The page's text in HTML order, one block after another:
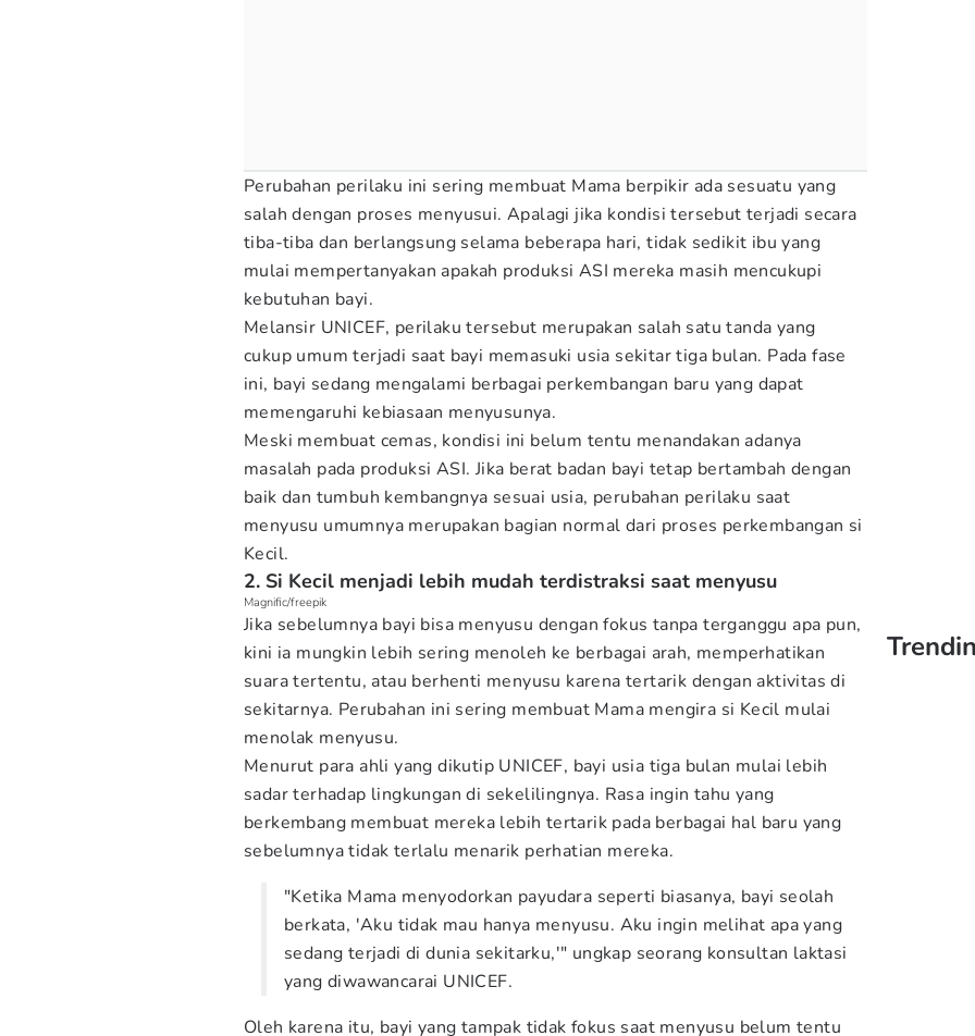
Perubahan perilaku ini sering membuat Mama berpikir ada sesuatu yang
salah dengan proses menyusui. Apalagi jika kondisi tersebut terjadi secara
tiba-tiba dan berlangsung selama beberapa hari, tidak sedikit ibu yang
mulai mempertanyakan apakah produksi ASI mereka masih mencukupi
kebutuhan bayi.
Melansir UNICEF, perilaku tersebut merupakan salah satu tanda yang
cukup umum terjadi saat bayi memasuki usia sekitar tiga bulan. Pada fase
ini, bayi sedang mengalami berbagai perkembangan baru yang dapat
memengaruhi kebiasaan menyusunya.
Meski membuat cemas, kondisi ini belum tentu menandakan adanya
masalah pada produksi ASI. Jika berat badan bayi tetap bertambah dengan
baik dan tumbuh kembangnya sesuai usia, perubahan perilaku saat
menyusu umumnya merupakan bagian normal dari proses perkembangan si
Kecil.
2. Si Kecil menjadi lebih mudah terdistraksi saat menyusu
Magnific/freepik
Jika sebelumnya bayi bisa menyusu dengan fokus tanpa terganggu apa pun,
kini ia mungkin lebih sering menoleh ke berbagai arah, memperhatikan
suara tertentu, atau berhenti menyusu karena tertarik dengan aktivitas di
sekitarnya. Perubahan ini sering membuat Mama mengira si Kecil mulai
menolak menyusu.
Menurut para ahli yang dikutip UNICEF, bayi usia tiga bulan mulai lebih
sadar terhadap lingkungan di sekelilingnya. Rasa ingin tahu yang
berkembang membuat mereka lebih tertarik pada berbagai hal baru yang
sebelumnya tidak terlalu menarik perhatian mereka.
"Ketika Mama menyodorkan payudara seperti biasanya, bayi seolah
berkata, 'Aku tidak mau hanya menyusu. Aku ingin melihat apa yang
sedang terjadi di dunia sekitarku,'" ungkap seorang konsultan laktasi
yang diwawancarai UNICEF.
Oleh karena itu, bayi yang tampak tidak fokus saat menyusu belum tentu